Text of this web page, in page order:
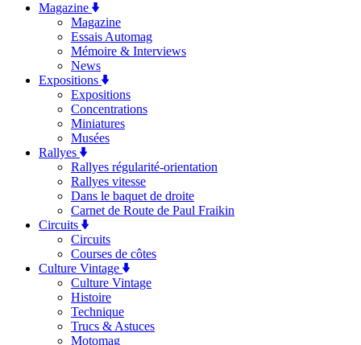
Magazine
Magazine
Essais Automag
Mémoire & Interviews
News
Expositions
Expositions
Concentrations
Miniatures
Musées
Rallyes
Rallyes régularité-orientation
Rallyes vitesse
Dans le baquet de droite
Carnet de Route de Paul Fraikin
Circuits
Circuits
Courses de côtes
Culture Vintage
Culture Vintage
Histoire
Technique
Trucs & Astuces
Motomag